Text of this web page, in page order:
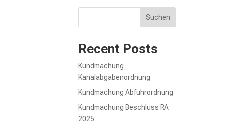
Suchen
Recent Posts
Kundmachung
Kanalabgabenordnung
Kundmachung Abfuhrordnung
Kundmachung Beschluss RA
2025